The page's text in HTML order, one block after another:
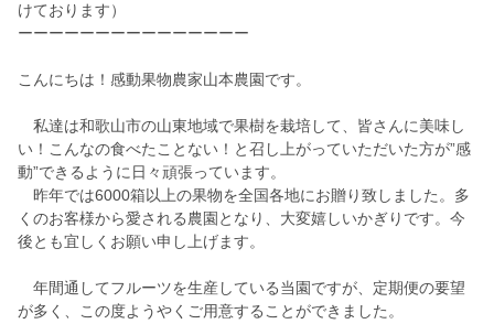
けております）
ーーーーーーーーーーーーーーー
こんにちは！感動果物農家山本農園です。
私達は和歌山市の山東地域で果樹を栽培して、皆さんに美味し
い！こんなの食べたことない！と召し上がっていただいた方が”感
動”できるように日々頑張っています。
昨年では6000箱以上の果物を全国各地にお贈り致しました。多
くのお客様から愛される農園となり、大変嬉しいかぎりです。今
後とも宜しくお願い申し上げます。
年間通してフルーツを生産している当園ですが、定期便の要望
が多く、この度ようやくご用意することができました。